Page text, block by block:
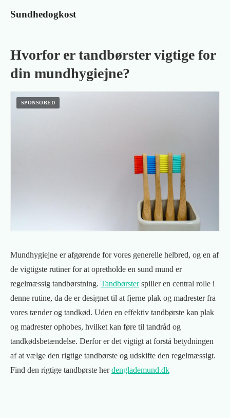
Sundhedogkost
Hvorfor er tandbørster vigtige for
din mundhygiejne?
Mundhygiejne er afgørende for vores generelle helbred, og en af
de vigtigste rutiner for at opretholde en sund mund er
regelmæssig tandbørstning. Tandbørsterspiller en central rolle i
denne rutine, da de er designet til at fjerne plak og madrester fra
vores tænder og tandkød. Uden en effektiv tandbørste kan plak
og madrester ophobes, hvilket kan føre til tandråd og
tandkødsbetændelse. Derfor er det vigtigt at forstå betydningen
af at vælge den rigtige tandbørste og udskifte den regelmæssigt.
Find den rigtige tandbørste herdenglademund.dk